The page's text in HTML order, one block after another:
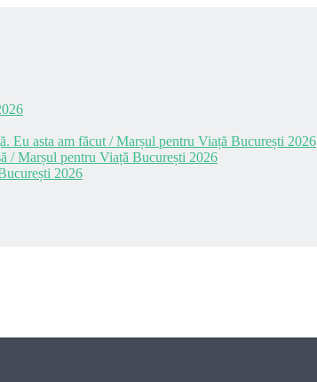
Eu asta am făcut / Marșul pentru Viață București 2026
/ Marșul pentru Viață București 2026
2026